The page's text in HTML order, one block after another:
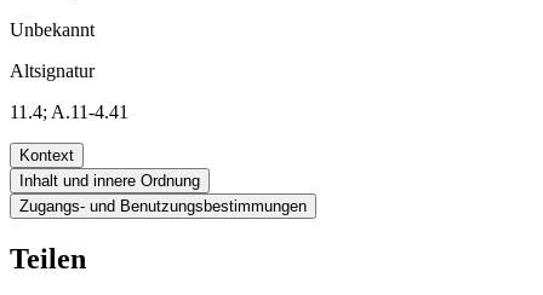
Unbekannt
Altsignatur
11.4; A.11-4.41
Kontext
Inhalt und innere Ordnung
Zugangs- und Benutzungsbestimmungen
Teilen